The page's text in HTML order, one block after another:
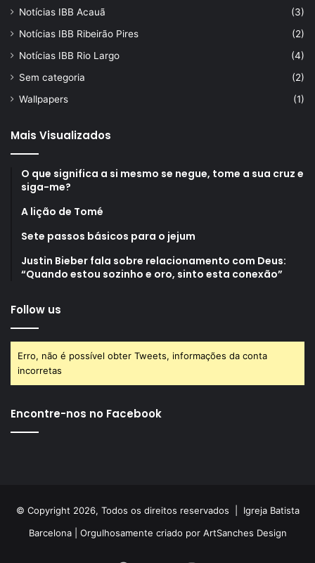
Notícias IBB Acauã
(3)
Notícias IBB Ribeirão Pires
(2)
Notícias IBB Rio Largo
(4)
Sem categoria
(2)
Wallpapers
(1)
Mais Visualizados
O que significa a si mesmo se negue, tome a sua cruz e
siga-me?
A lição de Tomé
Sete passos básicos para o jejum
Justin Bieber fala sobre relacionamento com Deus:
“Quando estou sozinho e oro, sinto esta conexão”
Follow us
Erro, não é possível obter Tweets, informações da conta
incorretas
Encontre-nos no Facebook
© Copyright 2026, Todos os direitos reservados | Igreja Batista
Barcelona| Orgulhosamente criado por ArtSanches Design